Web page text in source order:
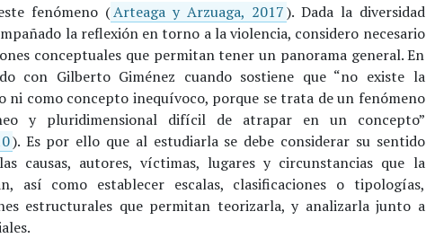
fenómeno (Arteaga y Arzuaga, 2017). Dada la diversidad
la reflexión en torno a la violencia, considero necesario
conceptuales que permitan tener un panorama general. En
con Gilberto Giménez cuando sostiene que “no existe la
ni como concepto inequívoco, porque se trata de un fenómeno
y pluridimensional difícil de atrapar en un concepto”
). Es por ello que al estudiarla se debe considerar su sentido
causas, autores, víctimas, lugares y circunstancias que la
así como establecer escalas, clasificaciones o tipologías,
estructurales que permitan teorizarla, y analizarla junto a